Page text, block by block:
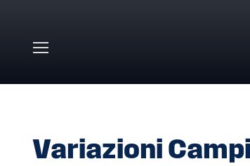
Variazioni